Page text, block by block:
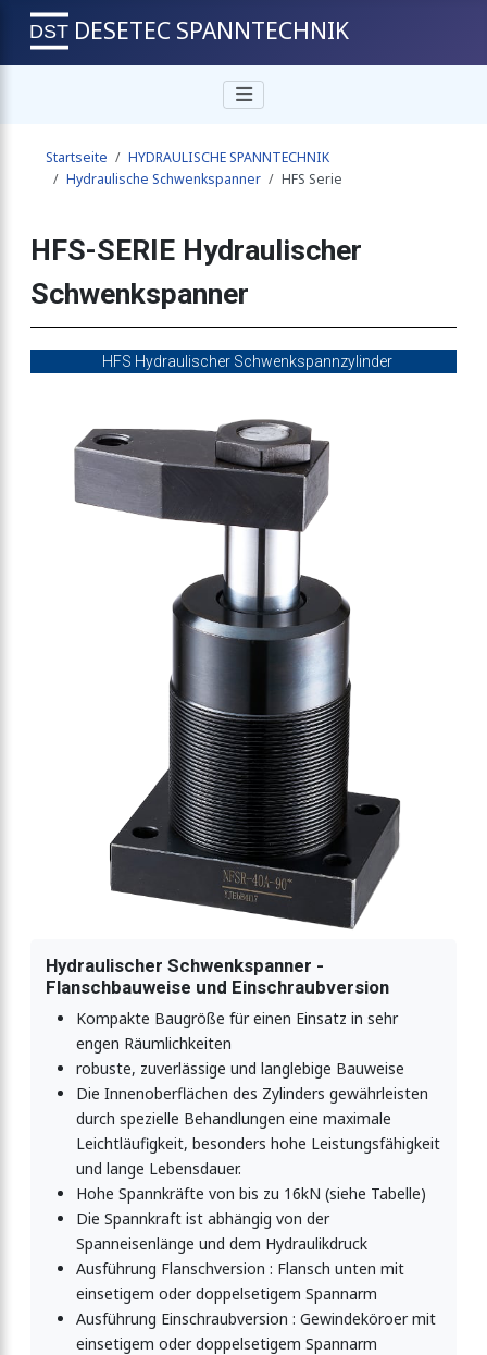
DESETEC SPANNTECHNIK
Startseite
HYDRAULISCHE SPANNTECHNIK
Hydraulische Schwenkspanner
HFS Serie
HFS-SERIE Hydraulischer
Schwenkspanner
HFS Hydraulischer Schwenkspannzylinder
Hydraulischer Schwenkspanner -
Flanschbauweise und Einschraubversion
Kompakte Baugröße für einen Einsatz in sehr
engen Räumlichkeiten
robuste, zuverlässige und langlebige Bauweise
Die Innenoberflächen des Zylinders gewährleisten
durch spezielle Behandlungen eine maximale
Leichtläufigkeit, besonders hohe Leistungsfähigkeit
und lange Lebensdauer.
Hohe Spannkräfte von bis zu 16kN (siehe Tabelle)
Die Spannkraft ist abhängig von der
Spanneisenlänge und dem Hydraulikdruck
Ausführung Flanschversion : Flansch unten mit
einsetigem oder doppelsetigem Spannarm
Ausführung Einschraubversion : Gewindeköroer mit
einsetigem oder doppelsetigem Spannarm